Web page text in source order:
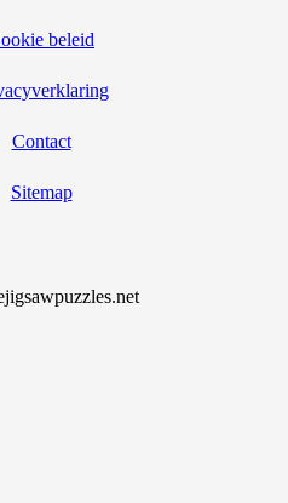
beleid
Contact
Sitemap